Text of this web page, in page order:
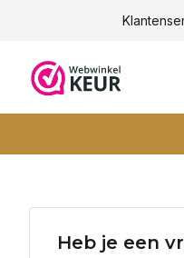
klantbeoordeling 9+
Heb je een